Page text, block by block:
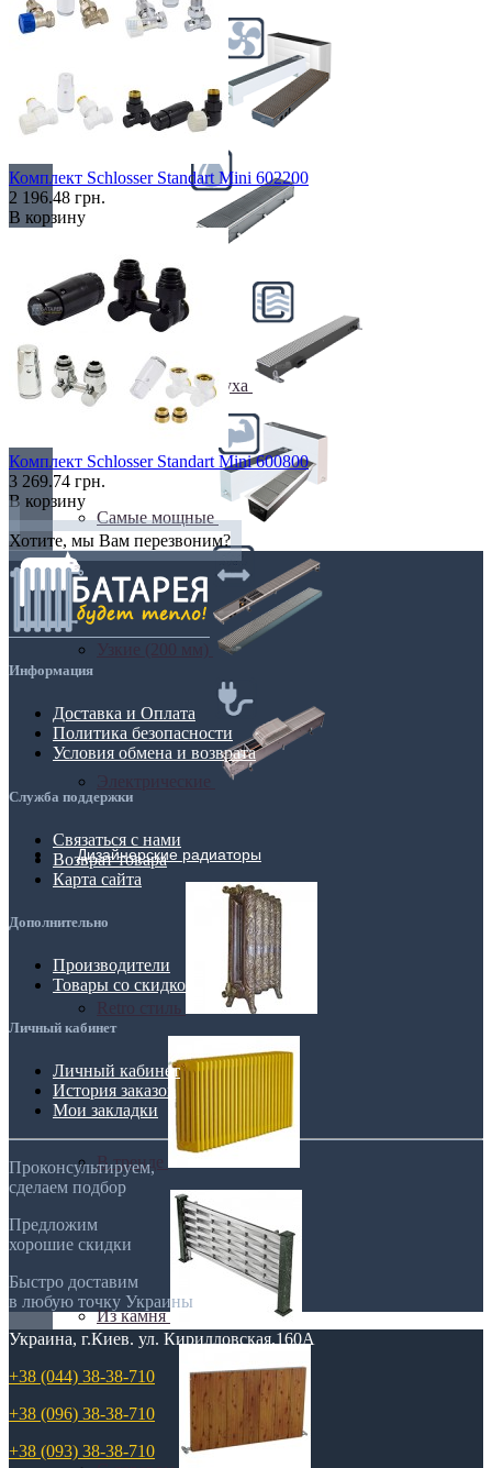
С вентилятором
С притоком воздуха
Самые мощные
Дизайнерские радиаторы
В тренде
Из камня
Комплект Schlosser Standart Mini 602200
2 196.48 грн.
В корзину
Комплект Schlosser Standart Mini 600800
3 269.74 грн.
В корзину
Хотите, мы Вам перезвоним?
Информация
Доставка и Оплата
Политика безопасности
Условия обмена и возврата
Служба поддержки
Связаться с нами
Возврат товара
Карта сайта
Дополнительно
Производители
Товары со скидкой
Личный кабинет
Личный кабинет
История заказов
Мои закладки
Проконсультируем,
сделаем подбор
Предложим
хорошие скидки
Быстро доставим
в любую точку Украины
Украина, г.Киев. ул. Кирилловская,160А
+38 (044) 38-38-710
+38 (096) 38-38-710
+38 (093) 38-38-710